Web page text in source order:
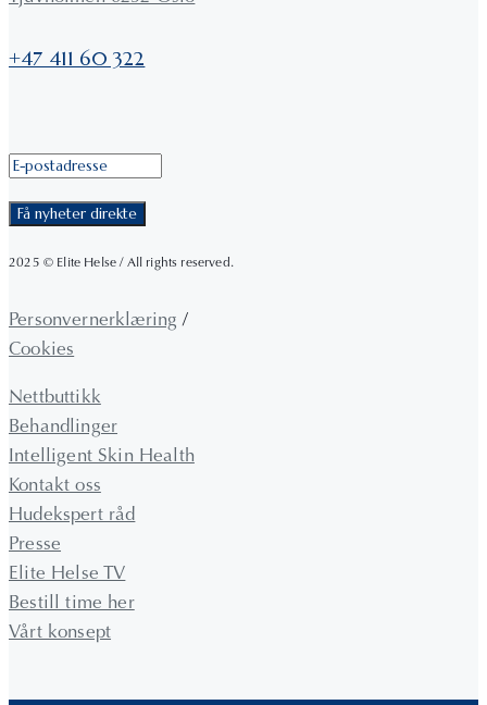
+47 411 60 322
2025 © Elite Helse / All rights reserved.
Personvernerklæring /
Cookies
Nettbuttikk
Behandlinger
Intelligent Skin Health
Kontakt oss
Hudekspert råd
Presse
Elite Helse TV
Bestill time her
Vårt konsept